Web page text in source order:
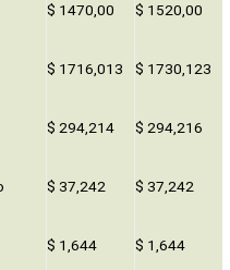
$ 1470,00 $ 1520,00
$ 1716,013 $ 1730,123
$ 294,214 $ 294,216
$ 37,242 $ 37,242
$ 1,644 $ 1,644